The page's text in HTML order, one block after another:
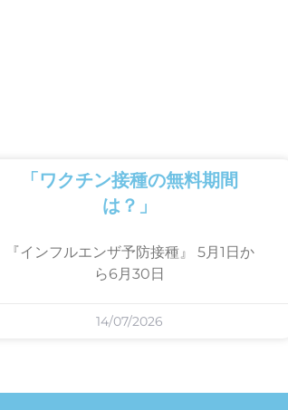
「ワクチン接種の無料期間
は？」
『インフルエンザ予防接種』 5月1日か
ら6月30日
14/07/2026